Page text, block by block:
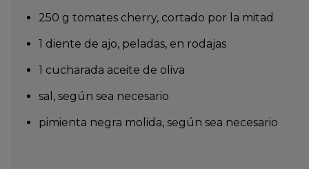
250 g tomates cherry, cortado por la mitad
1 diente de ajo, peladas, en rodajas
1 cucharada aceite de oliva
sal, según sea necesario
pimienta negra molida, según sea necesario